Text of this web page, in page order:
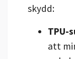
skydd:
TPU-
att